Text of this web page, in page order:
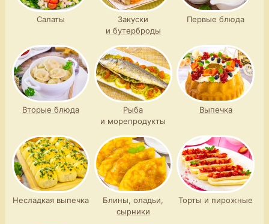
Салаты
Закуски
и бутерброды
Первые блюда
Вторые блюда
Рыба
и морепродукты
Выпечка
Несладкая выпечка
Блины, оладьи,
сырники
Торты и пирожные